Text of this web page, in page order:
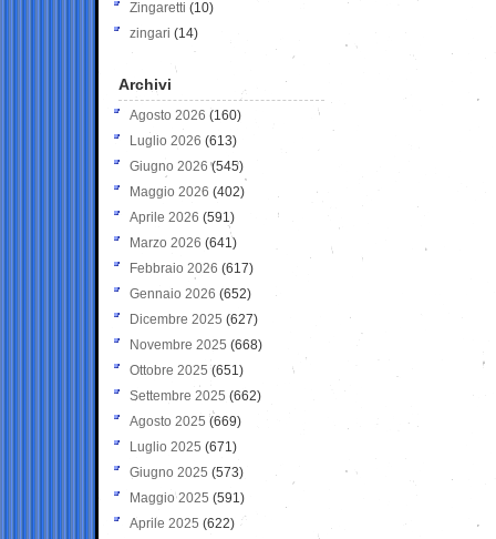
Zingaretti (10)
zingari (14)
Archivi
Agosto 2026 (160)
Luglio 2026 (613)
Giugno 2026 (545)
Maggio 2026 (402)
Aprile 2026 (591)
Marzo 2026 (641)
Febbraio 2026 (617)
Gennaio 2026 (652)
Dicembre 2025 (627)
Novembre 2025 (668)
Ottobre 2025 (651)
Settembre 2025 (662)
Agosto 2025 (669)
Luglio 2025 (671)
Giugno 2025 (573)
Maggio 2025 (591)
Aprile 2025 (622)